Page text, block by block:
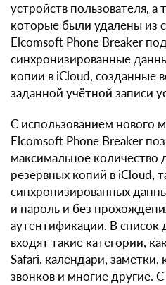
устройств пользователя,
которые были удалены из
Elcomsoft Phone Breaker
синхронизированные
копии в iCloud, созданные
заданной учётной записи
С использованием нового
Elcomsoft Phone Breaker
максимальное количество
резервных копий в iCloud,
синхронизированных
и пароль и без
аутентификации. В список
входят такие категории,
Safari, календари, заметки,
звонков и многие другие.